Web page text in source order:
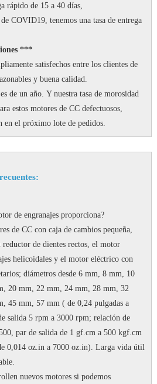
rápido de 15 a 40 días,
COVID19, tenemos una tasa de entrega
***
satisfechos entre los clientes de
y buena calidad.
de un año. Y nuestra tasa de morosidad
estos motores de CC defectuosos,
en el próximo lote de pedidos.
de engranajes proporciona?
de CC con caja de cambios pequeña,
de dientes rectos, el motor
helicoidales y el motor eléctrico con
diámetros desde 6 mm, 8 mm, 10
20 mm, 22 mm, 24 mm, 28 mm, 32
45 mm, 57 mm ( de 0,24 pulgadas a
salida 5 rpm a 3000 rpm; relación de
par de salida de 1 gf.cm a 500 kgf.cm
0,014 oz.in a 7000 oz.in). Larga vida útil
nuevos motores si podemos